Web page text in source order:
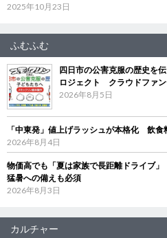
2025年10月23日
ふむふむ
四日市の公害克服の歴史を
ロジェクト クラウドファ
2026年8月5日
「中東発」値上げラッシュが本格化 飲
2026年8月4日
物価高でも「夏は家族で長距離ドライブ
猛暑への備えも必須
2026年8月3日
カルチャー